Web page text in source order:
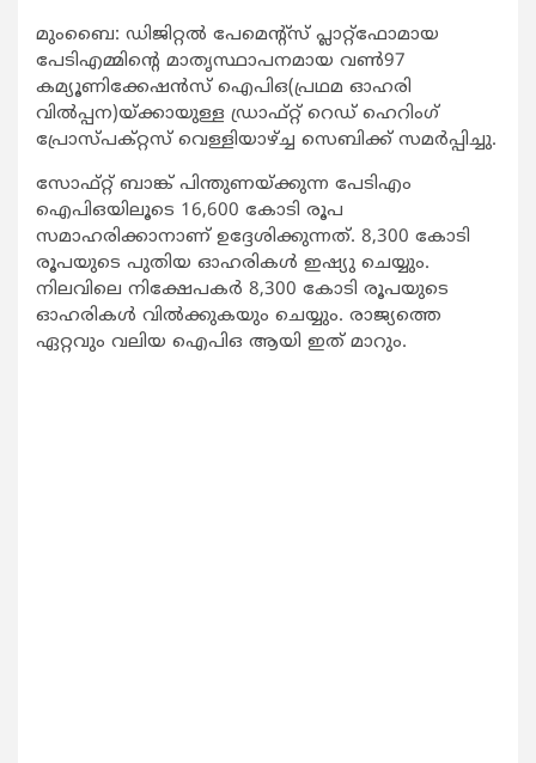
മുംബൈ: ഡിജിറ്റല്‍ പേമെന്‍റ്സ് പ്ലാറ്റ്ഫോമായ
പേടിഎമ്മിന്‍റെ മാതൃസ്ഥാപനമായ വണ്‍97
കമ്യൂണിക്കേഷന്‍സ് ഐപിഒ(പ്രഥമ ഓഹരി
വില്‍പ്പന)യ്ക്കായുള്ള ഡ്രാഫ്റ്റ് റെഡ് ഹെറിംഗ്
പ്രോസ്പക്റ്റസ് വെള്ളിയാഴ്ച്ച സെബിക്ക് സമര്‍പ്പിച്ചു.
സോഫ്റ്റ് ബാങ്ക് പിന്തുണയ്ക്കുന്ന പേടിഎം
ഐപിഒയിലൂടെ 16,600 കോടി രൂപ
സമാഹരിക്കാനാണ് ഉദ്ദേശിക്കുന്നത്. 8,300 കോടി
രൂപയുടെ പുതിയ ഓഹരികള്‍ ഇഷ്യു ചെയ്യും.
നിലവിലെ നിക്ഷേപകര്‍ 8,300 കോടി രൂപയുടെ
ഓഹരികള്‍ വില്‍ക്കുകയും ചെയ്യും. രാജ്യത്തെ
ഏറ്റവും വലിയ ഐപിഒ ആയി ഇത് മാറും.